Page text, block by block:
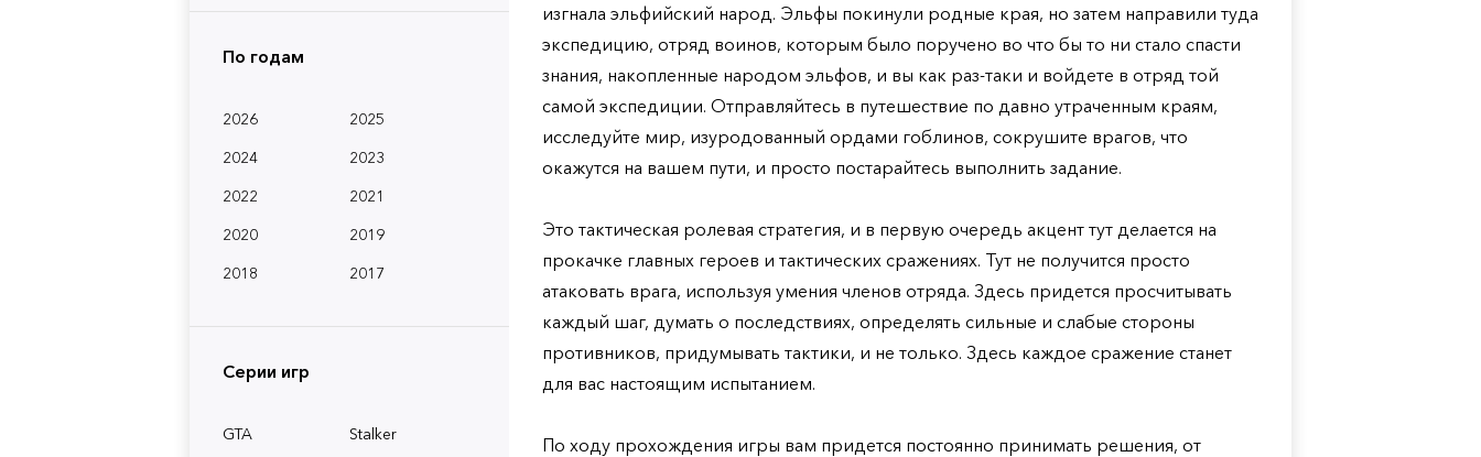
По годам
2026
2025
2024
2023
2022
2021
2020
2019
2018
2017
Серии игр
GTA
Stalker
изгнала эльфийский народ. Эльфы покинули родные края, но затем направили туда
экспедицию, отряд воинов, которым было поручено во что бы то ни стало спасти
знания, накопленные народом эльфов, и вы как раз-таки и войдете в отряд той
самой экспедиции. Отправляйтесь в путешествие по давно утраченным краям,
исследуйте мир, изуродованный ордами гоблинов, сокрушите врагов, что
окажутся на вашем пути, и просто постарайтесь выполнить задание.
Это тактическая ролевая стратегия, и в первую очередь акцент тут делается на
прокачке главных героев и тактических сражениях. Тут не получится просто
атаковать врага, используя умения членов отряда. Здесь придется просчитывать
каждый шаг, думать о последствиях, определять сильные и слабые стороны
противников, придумывать тактики, и не только. Здесь каждое сражение станет
для вас настоящим испытанием.
По ходу прохождения игры вам придется постоянно принимать решения, от